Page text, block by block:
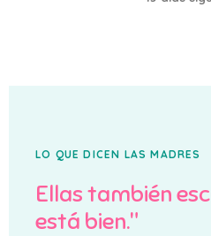
LO QUE DICEN LAS MADRES
Ellas también
está bien."